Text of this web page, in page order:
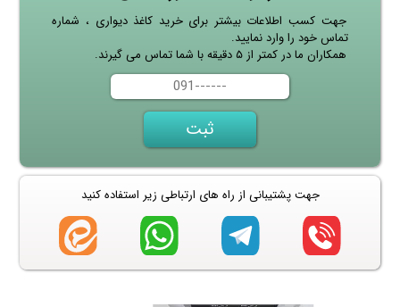
جهت کسب اطلاعات بیشتر برای خرید کاغذ دیواری ، شماره
تماس خود را وارد نمایید.
همکاران ما در کمتر از ۵ دقیقه با شما تماس می گیرند.
جهت پشتیبانی از راه های ارتباطی زیر استفاده کنید